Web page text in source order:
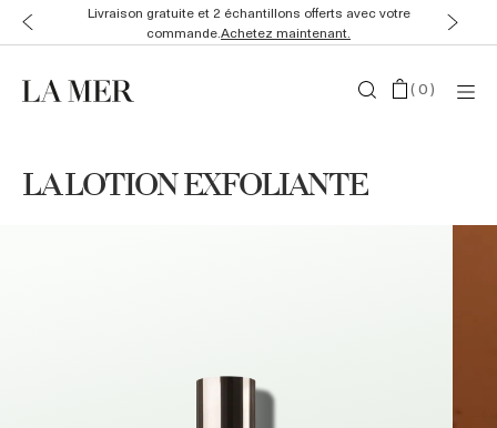
Livraison gratuite et 2 échantillons offerts avec votre
commande.Achetez maintenant.
(0)
LA LOTION EXFOLIANTE